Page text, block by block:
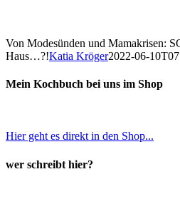
Von Modesünden und Mamakrisen:
Haus…?!Katia Kröger2022-06-
Mein Kochbuch bei uns im Shop
Hier geht es direkt in den Shop...
wer schreibt hier?